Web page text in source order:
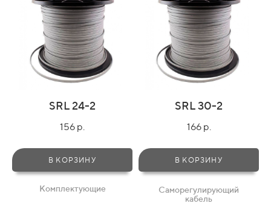
SRL 24-2
156 р.
В КОРЗИНУ
SRL 30-2
166 р.
В КОРЗИНУ
Комплектующие
Саморегулирующий
кабель